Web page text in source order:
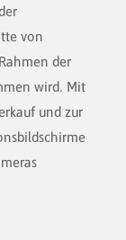
von
der
wird. Mit
und zur